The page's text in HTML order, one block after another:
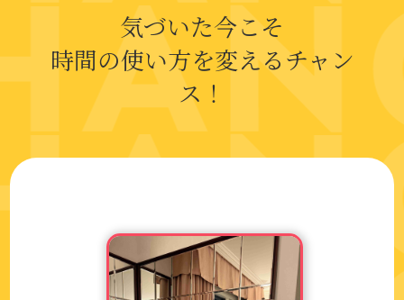
気づいた今こそ
時間の使い方を変えるチャン
ス！